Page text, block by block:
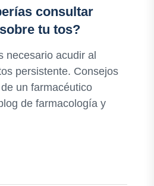
consultar
tu tos?
necesario acudir al
persistente. Consejos
un farmacéutico
de farmacología y